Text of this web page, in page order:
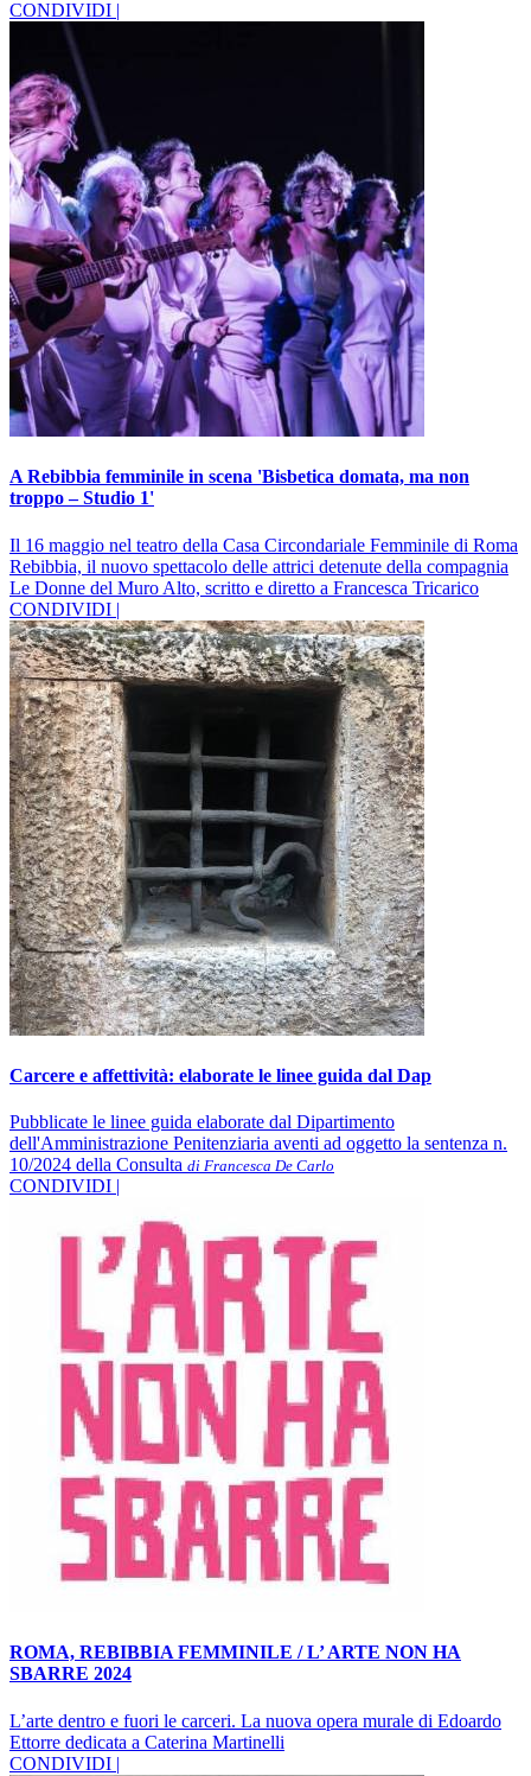
CONDIVIDI |
A Rebibbia femminile in scena 'Bisbetica domata, ma non
troppo – Studio 1'
Il 16 maggio nel teatro della Casa Circondariale Femminile di Roma
Rebibbia, il nuovo spettacolo delle attrici detenute della compagnia
Le Donne del Muro Alto, scritto e diretto a Francesca Tricarico
CONDIVIDI |
Carcere e affettività: elaborate le linee guida dal Dap
Pubblicate le linee guida elaborate dal Dipartimento
dell'Amministrazione Penitenziaria aventi ad oggetto la sentenza n.
10/2024 della Consulta di Francesca De Carlo
CONDIVIDI |
ROMA, REBIBBIA FEMMINILE / L’ ARTE NON HA
SBARRE 2024
L’arte dentro e fuori le carceri. La nuova opera murale di Edoardo
Ettorre dedicata a Caterina Martinelli
CONDIVIDI |